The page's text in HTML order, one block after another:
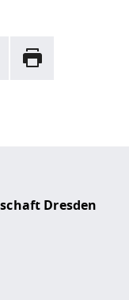
Drucken
Dresden